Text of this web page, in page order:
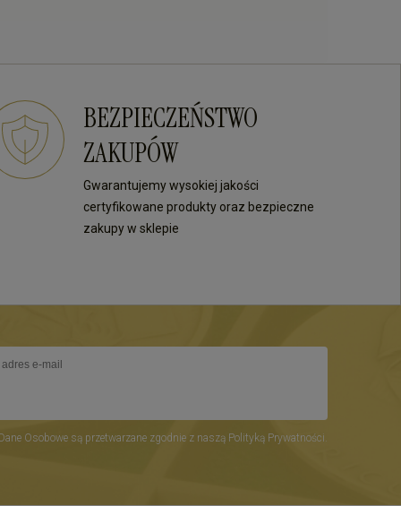
BEZPIECZEŃSTWO
ZAKUPÓW
Gwarantujemy wysokiej jakości
certyfikowane produkty oraz bezpieczne
zakupy w sklepie
Osobowe są przetwarzane zgodnie z naszą Polityką Prywatności.